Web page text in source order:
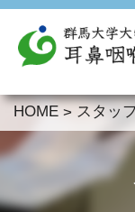
HOME >